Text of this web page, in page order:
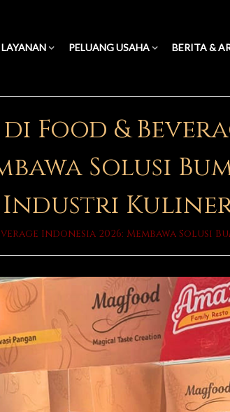
LAYANAN PELUANG USAHA BERITA &
Food &
Solusi
Indonesia 2026: Membawa